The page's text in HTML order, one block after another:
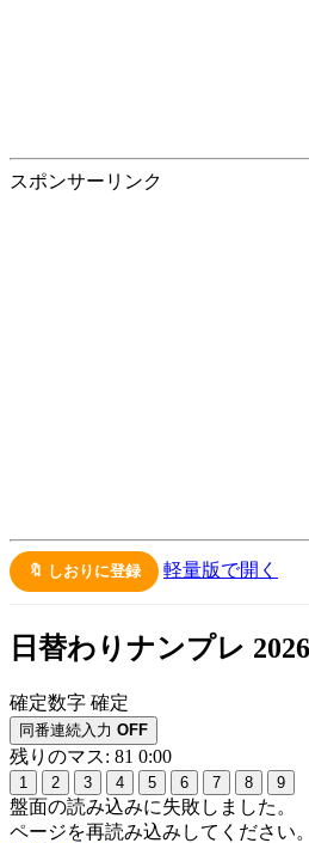
スポンサーリンク
🔖 しおりに登録 軽量版で開く
日替わりナンプレ
確定数字 確定
同番連続入力 OFF
残りのマス: 81 0:00
1 2 3 4 5 6 7 8 9
盤面の読み込みに失敗しました。
ページを再読み込みしてください